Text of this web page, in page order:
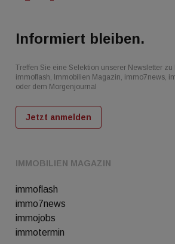
IMMOBILIEN MAGAZIN
immoflash
immo7news
immojobs
immotermin
Informiert bleiben.
Treffen Sie eine Selektion unserer Newsletter zu
immoflash, Immobilien Magazin, immo7news,
oder dem Morgenjournal
Jetzt anmelden